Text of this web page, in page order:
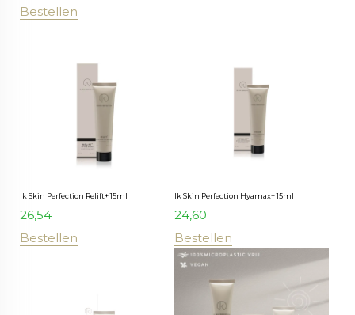
Bestellen
Ik Skin Perfection Relift+ 15ml
26,54
Bestellen
Ik Skin Perfection Hyamax+ 15ml
24,60
Bestellen